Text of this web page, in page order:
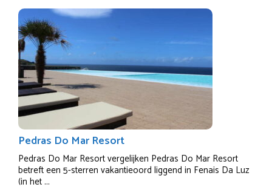
Pedras Do Mar Resort
Pedras Do Mar Resort vergelijken Pedras Do Mar Resort
betreft een 5-sterren vakantieoord liggend in Fenais Da Luz
(in het ...